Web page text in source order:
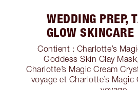
WEDDING PREP,
GLOW SKINCARE
Contient : Charlotte’s
Goddess Skin Clay
Charlotte’s Magic Cream
voyage et Charlotte’s Magic